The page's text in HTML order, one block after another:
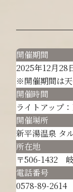
開催期間
2025年12月28
※開催期間は天
開催時間
ライトアップ
開催場所
新平湯温泉 タ
所在地
〒506-1432
電話番号
0578-89-2614